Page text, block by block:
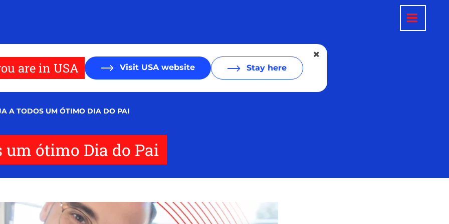
are in USA Visit USA website Stay here
A TODOS UM ÓTIMO DIA DO PAI
um ótimo Dia do Pai